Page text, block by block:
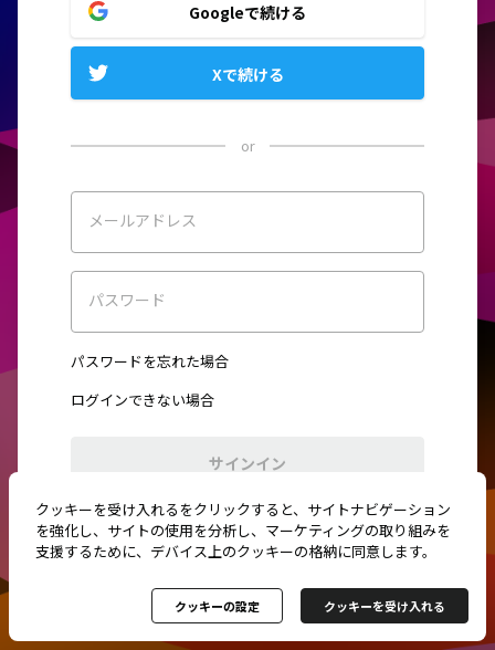
Googleで続ける
Xで続ける
or
メールアドレス
パスワード
パスワードを忘れた場合
ログインできない場合
サインイン
初めてご利用ですか？新規登録
クッキーを受け入れるをクリックすると、サイトナビゲーション
を強化し、サイトの使用を分析し、マーケティングの取り組みを
支援するために、デバイス上のクッキーの格納に同意します。
クッキーの設定 クッキーを受け入れる